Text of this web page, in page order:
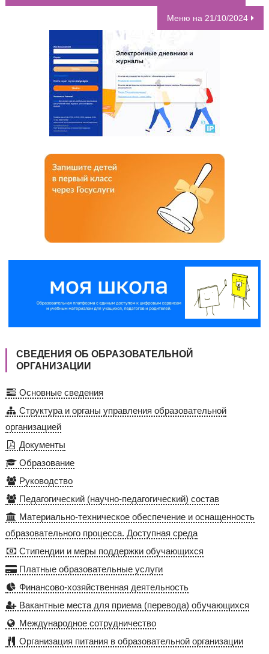
НАВИГАЦИЯ ПО ЗАПИСЯМ
Меню на 21/10/2024
СВЕДЕНИЯ ОБ ОБРАЗОВАТЕЛЬНОЙ
ОРГАНИЗАЦИИ
Основные сведения
Структура и органы управления образовательной
организацией
Документы
Образование
Руководство
Педагогический (научно-педагогический) состав
Материально-техническое обеспечение и оснащенность
образовательного процесса. Доступная среда
Стипендии и меры поддержки обучающихся
Платные образовательные услуги
Финансово-хозяйственная деятельность
Вакантные места для приема (перевода) обучающихся
Международное сотрудничество
Организация питания в образовательной организации